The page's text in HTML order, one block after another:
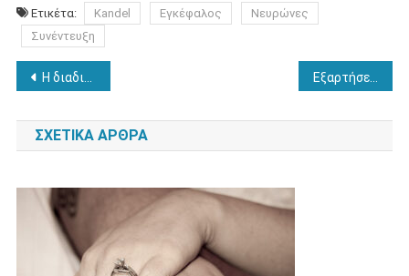
Ετικέτα: Kandel Εγκέφαλος
Νευρώνες
Συνέντευξη
Πλοήγηση
άρθρων
Η διαδικτυακή ψυχοθεραπεία μπορεί να είναι εξίσου καλή ή και καλύτερη από την παραδοσιακή ψυχοθεραπεία για την αντιμετώπιση κάποιων μορφών ψυχοπαθολογίας
ΣΧΕΤΙΚΆ ΆΡΘΡΑ